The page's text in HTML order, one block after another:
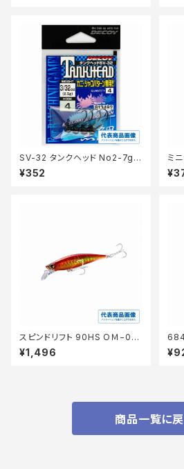
SV-32 タンクヘッド No2-7g
1/4
¥352
ミ
スピンドリフト 90HS OＭ−09
04
¥1,496
【継
商品一覧に